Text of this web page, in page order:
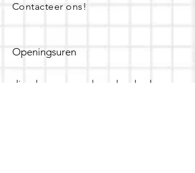
Contacteer ons!
Openingsuren
dinsdag - woensdag- donderdag: